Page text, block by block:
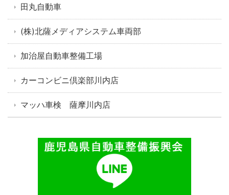
田丸自動車
(株)北薩メディアシステム車両部
加治屋自動車整備工場
カーコンビニ倶楽部川内店
マッハ車検 薩摩川内店